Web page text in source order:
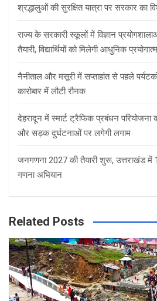
श्रद्धालुओं की सुरक्षित यात्रा पर सरकार का
राज्य के सरकारी स्कूलों में विज्ञान
तैयारी, विद्यार्थियों को मिलेगी आधुनिक
नैनीताल और मसूरी में सप्ताहांत से पहले
कारोबार में लौटी रौनक
देहरादून में स्मार्ट ट्रैफिक प्रबंधन परियोजना
और सड़क दुर्घटनाओं पर लगेगी लगाम
जनगणना 2027 की तैयारी शुरू, उत्तराखंड में
गणना अभियान
Related Posts